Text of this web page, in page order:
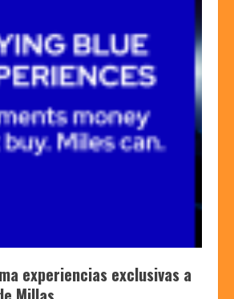
experiencias exclusivas a